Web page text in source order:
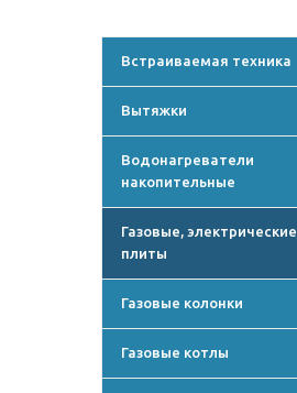
Встраиваемая техника
Вытяжки
Водонагреватели
накопительные
Газовые, электрические
плиты
Газовые колонки
Газовые котлы